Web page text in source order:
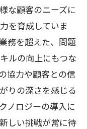
な顧客のニーズに
を育成していま
務を超えた、問題
ルの向上にもつな
協力や顧客との信
りの深さを感じる
ノロジーの導入に
しい挑戦が常に待